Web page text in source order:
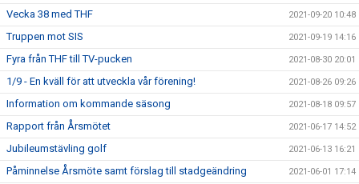
Vecka 38 med THF 2021-09-20 10:48
Truppen mot SIS 2021-09-19 14:16
Fyra från THF till TV-pucken 2021-08-30 20:01
1/9 - En kväll för att utveckla vår förening! 2021-08-26 09:26
Information om kommande säsong 2021-08-18 09:57
Rapport från Årsmötet 2021-06-17 14:52
Jubileumstävling golf 2021-06-13 16:21
Påminnelse Årsmöte samt förslag till stadgeändring 2021-06-01 17:14